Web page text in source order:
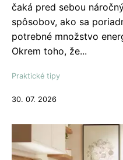
čaká pred sebou
spôsobov, ako sa
potrebné množstvo
Okrem toho, že...
Praktické tipy
30. 07. 2026